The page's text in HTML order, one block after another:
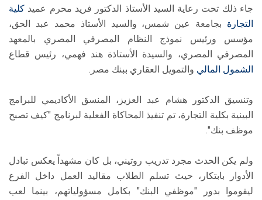
جاء ذلك تحت رعاية السيد الأستاذ الدكتور فريد محرم عميد كلية
التجارة بجامعة عين شمس، والسيد الأستاذ محمد عبد الحق،
مؤسس ورئيس نموذج النظام المصرفي المصري بالمعهد
المصرفي المصري، والسيدة الأستاذة هند فهمي، رئيس قطاع
الشمول المالي والتمويل العقاري ببنك مصر.
وتنسيق الدكتور هشام عبد العزيز، المنسق الأكاديمي للبرامج
البينية بكلية التجارة، تم تنفيذ المحاكاة الفعلية لبرنامج "كيف تصبح
موظف بنك".
ولم يكن الحدث مجرد تدريب روتيني، بل كان مشهداً يعكس تبادل
الأدوار بابتكار، حيث تسلم الطلاب مقاليد العمل داخل الفرع
ليقوموا بدور "موظفي البنك" بكامل مسؤولياتهم، بينما لعب